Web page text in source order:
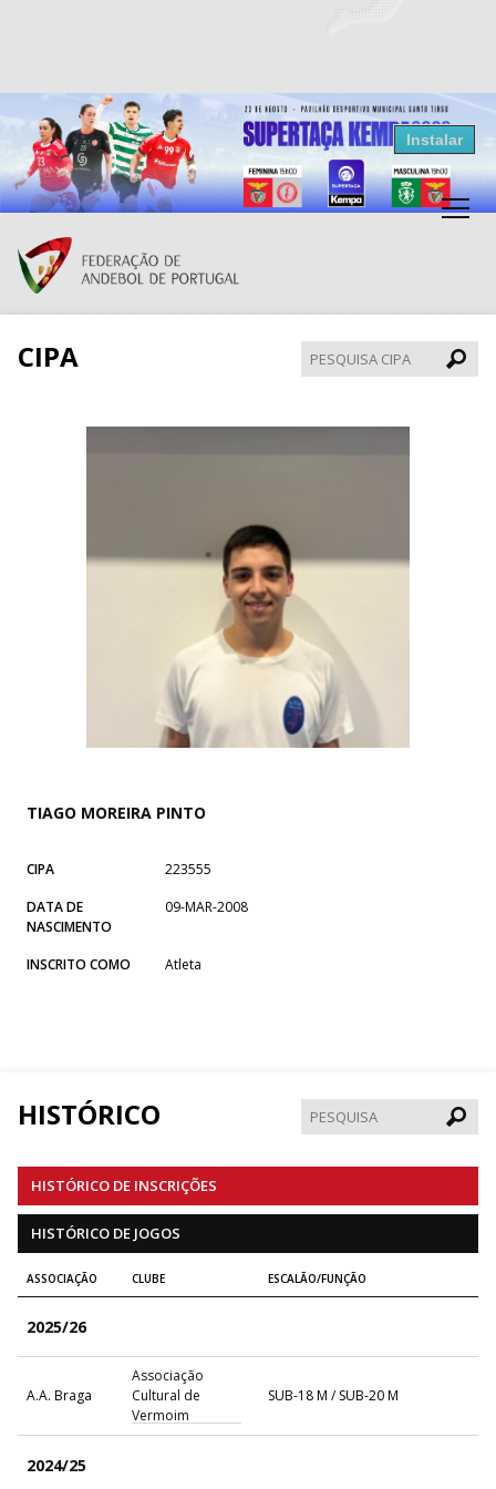
Resultados Andebol
Federação de Andebol de Portugal
Grátis - Disponivel na Play Store
Instalar
CIPA
CIPA
TIAGO MOREIRA PINTO
CIPA
223555
DATA DE
NASCIMENTO
09-MAR-2008
INSCRITO COMO Atleta
HISTÓRICO
HISTÓRICO DE INSCRIÇÕES
HISTÓRICO DE JOGOS
ASSOCIAÇÃO CLUBE ESCALÃO/FUNÇÃO
2025/26
A.A. Braga
Associação
Cultural de
Vermoim
SUB-18 M / SUB-20 M
2024/25